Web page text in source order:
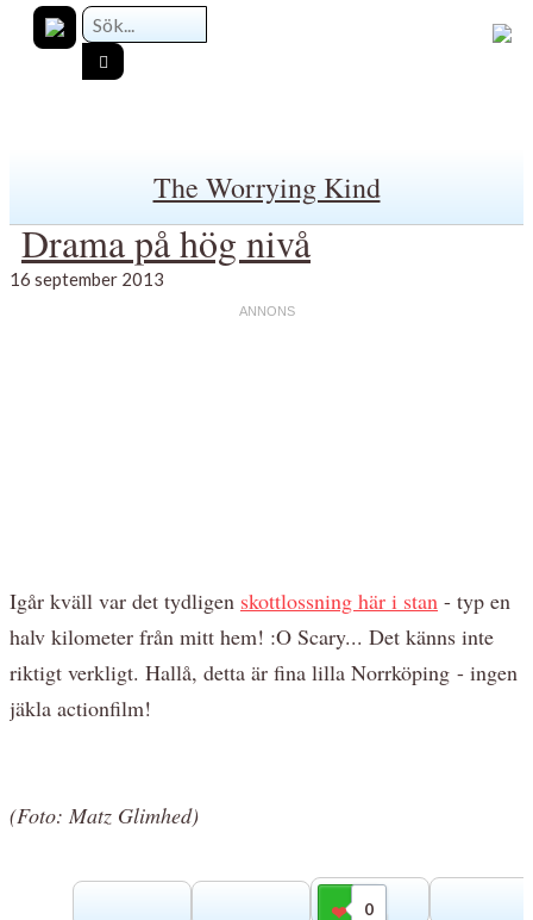
The Worrying Kind
Drama på hög nivå
16 september 2013
Igår kväll var det tydligen skottlossning här i stan - typ en
halv kilometer från mitt hem! :O Scary... Det känns inte
riktigt verkligt. Hallå, detta är fina lilla Norrköping - ingen
jäkla actionfilm!
(Foto: Matz Glimhed)
0
Gilla